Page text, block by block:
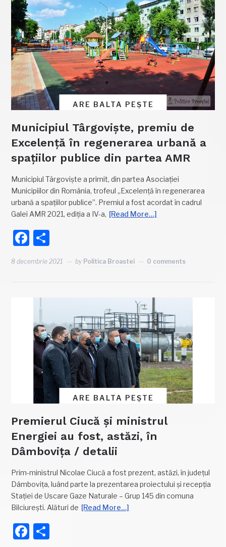
ARE BALTA PEȘTE
Municipiul Târgoviște, premiu de
Excelență în regenerarea urbană a
spațiilor publice din partea AMR
Municipiul Târgoviște a primit, din partea Asociației
Municipiilor din România, trofeul „Excelență în regenerarea
urbană a spațiilor publice”. Premiul a fost acordat în cadrul
Galei AMR 2021, ediția a IV-a, [Read More…]
Facebook
8 decembrie 2021 by Politica Broastei 0 comments
ARE BALTA PEȘTE
Premierul Ciucă și ministrul
Energiei au fost, astăzi, în
Dâmbovița / detalii
Prim-ministrul Nicolae Ciucă a fost prezent, astăzi, în județul
Dâmbovița, luând parte la prezentarea proiectului şi recepţia
Staţiei de Uscare Gaze Naturale – Grup 145 din comuna
Bilciurești. Alături de [Read More…]
Facebook